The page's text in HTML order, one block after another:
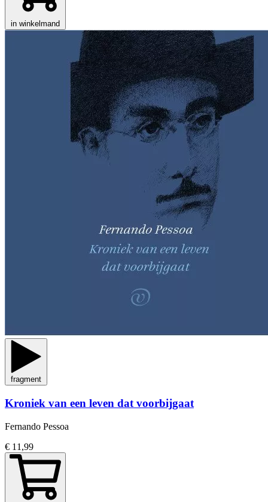
in winkelmand
fragment
Kroniek van een leven dat voorbijgaat
Fernando Pessoa
€ 11,99